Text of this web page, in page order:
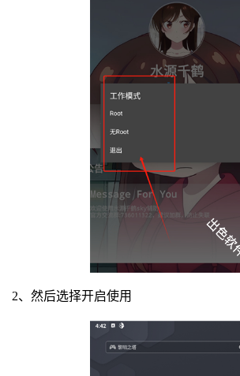
2、然后选择开启使用